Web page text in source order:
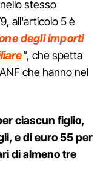
stesso
all'articolo 5 è
degli importi
", che spetta
che hanno nel
ciascun figlio,
e di euro 55 per
di almeno tre